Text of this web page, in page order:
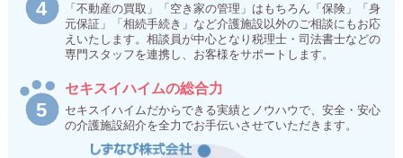
「不動産の買取」「空き家の管理」はもちろん「保険」「身
元保証」「相続手続き」など介護施設以外のご相談にもお応
えいたします。相談員が中心となり税理士・司法書士などの
専門スタッフを連携し、お客様をサポートします。
セキスイハイムの総合力
セキスイハイムだからできる実績とノウハウで、安全・安心
の介護施設紹介を全力でお手伝いさせていただきます。